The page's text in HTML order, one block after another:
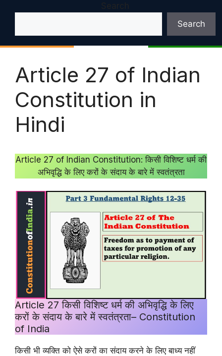
Search
Search
Article 27 of Indian
Constitution in
Hindi
Article 27 of Indian Constitution: किसी विशिष्ट धर्म की
अभिवृद्धि के लिए करों के संदाय के बारे में स्वतंत्रता
Article 27 किसी विशिष्ट धर्म की अभिवृद्धि के लिए
करों के संदाय के बारे में स्वतंत्रता– Constitution
of India
किसी भी व्यक्ति को ऐसे करों का संदाय करने के लिए बाध्य नहीं